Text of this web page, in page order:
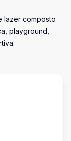
lazer composto
playground,